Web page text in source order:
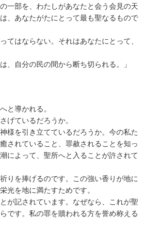
一部を、わたしがあなたと会う会見の天
、あなたがたにとって最も聖なるもので
てはならない。それはあなたにとって、
、自分の民の間から断ち切られる。」
と導かれる。
げているだろうか。
様を引き立てているだろうか。今の私た
されていること、罪赦されることを知っ
によって、聖所へと入ることが許されて
りを捧げるのです。この強い香りが地に
光を地に満たすためです。
が記されています。なぜなら、これが聖
です。私の罪を贖われる方を誉め称える